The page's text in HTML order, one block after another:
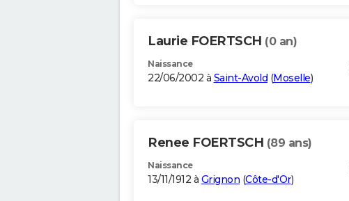
Laurie FOERTSCH (0 an)
Naissance
22/06/2002 à Saint-Avold (Moselle)
Renee FOERTSCH (89 ans)
Naissance
13/11/1912 à Grignon (Côte-d'Or)